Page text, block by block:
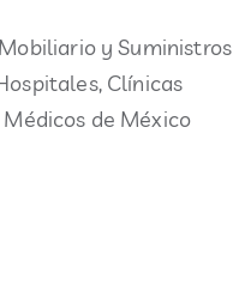
y Suministros
Clínicas
de México